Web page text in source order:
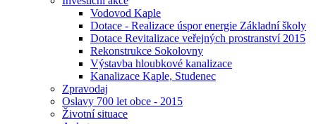
Vodovod Kaple
Dotace - Realizace úspor energie Základní školy
Dotace Revitalizace veřejných prostranství 2015
Rekonstrukce Sokolovny
Výstavba hloubkové kanalizace
Kanalizace Kaple, Studenec
Zpravodaj
Oslavy 700 let obce - 2015
Životní situace